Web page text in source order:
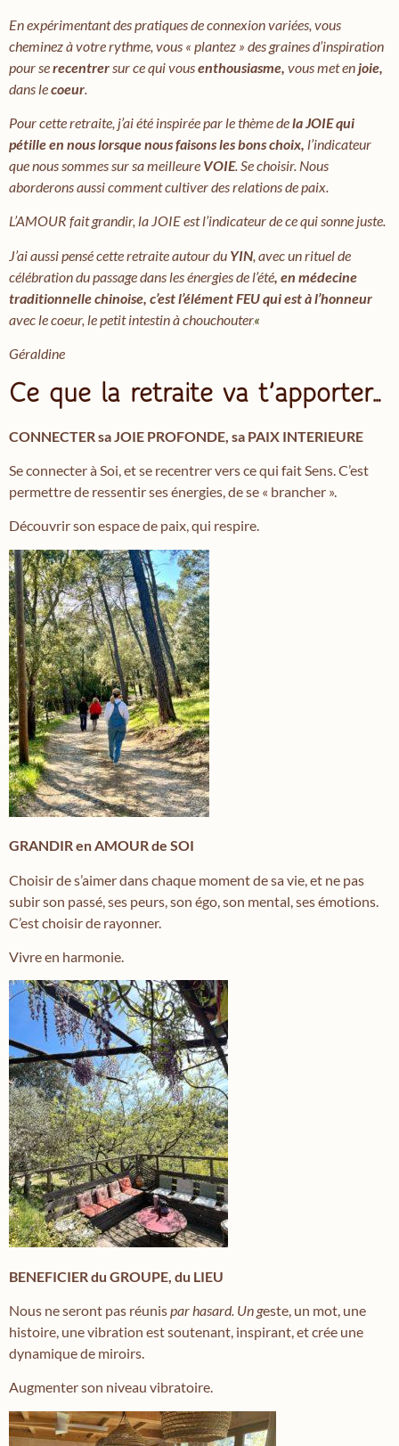
En expérimentant des pratiques de connexion variées, vous
cheminez à votre rythme, vous « plantez » des graines d’inspiration
pour serecentrer sur ce qui vousenthousiasme, vous met en joie,
dans lecoeur
Pour cette retraite, j’ai été inspirée par le thème dela JOIE qui
pétille en nous lorsque nous faisons les bons choix, l’indicateur
que nous sommes sur sa meilleure VOIE. Se choisir. Nous
aborderons aussi comment cultiver des relations de paix.
L’AMOUR fait grandir, la JOIE est l’indicateur de ce qui sonne juste.
J’ai aussi pensé cette retraite autour du YIN , avec un rituel de
célébration du passage dans les énergies de l’été , en médecine
traditionnelle chinoise, c’est l’élément FEU qui est à l’honneur
avec le coeur, le petit intestin à chouchouter.«
Géraldine
Ce que la retraite va t’apporter…
CONNECTER sa JOIE PROFONDE, sa PAIX INTERIEURE
Se connecter à Soi, et se recentrer vers ce qui fait Sens. C’est
permettre de ressentir ses énergies, de se « brancher ».
Découvrir son espace de paix, qui respire.
GRANDIR en AMOUR de SOI
Choisir de s’aimer dans chaque moment de sa vie, et ne pas
subir son passé, ses peurs, son égo, son mental, ses émotions.
C’est choisir de rayonner.
Vivre en harmonie.
BENEFICIER du GROUPE, du LIEU
Nous ne seront pas réunispar hasard. Un geste, un mot, une
histoire, une vibration est soutenant, inspirant, et crée une
dynamique de miroirs.
Augmenter son niveau vibratoire.